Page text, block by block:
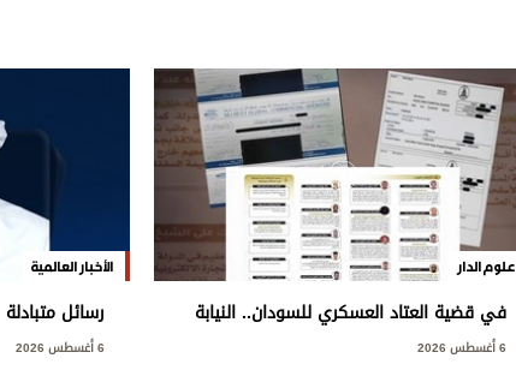
علوم الدار
في قضية العتاد العسكري للسودان.. النيابة
العامة: مخطط إجرامي استهدف المساس
بسيادة الدولة 6 أغسطس 2026
الأخبار العالمية
رسائل متبادلة
6 أغسطس 2026